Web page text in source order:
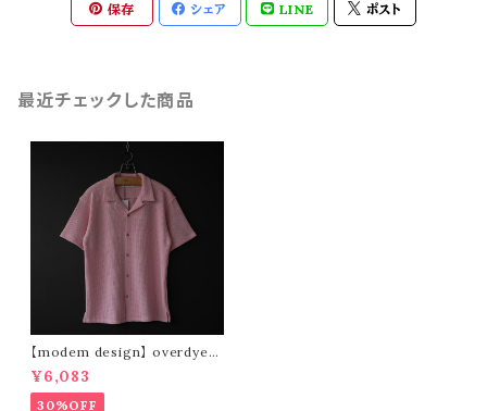
保存 シェア LINE ポスト
最近チェックした商品
【modem design】 overdye
mesh s/s shirt (pink)
¥6,083
30%OFF